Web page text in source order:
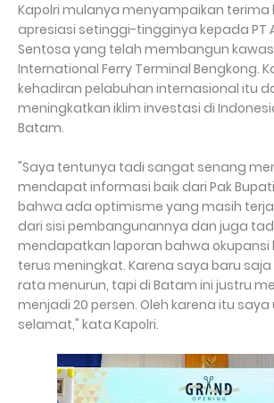
Kapolri mulanya menyampaikan terima
apresiasi setinggi-tingginya kepada PT
Sentosa yang telah membangun
International Ferry Terminal Bengkong.
kehadiran pelabuhan internasional itu
meningkatkan iklim investasi di
Batam.
"Saya tentunya tadi sangat senang
mendapat informasi baik dari Pak
bahwa ada optimisme yang masih
dari sisi pembangunannya dan juga
mendapatkan laporan bahwa okupansi
terus meningkat. Karena saya baru
rata menurun, tapi di Batam ini justru
menjadi 20 persen. Oleh karena itu
selamat," kata Kapolri.